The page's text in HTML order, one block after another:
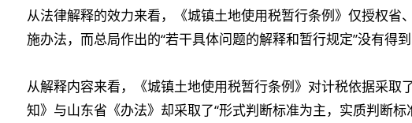
从法律解释的效力来看，《城镇土地使用税暂行条例》仅授权省
施办法，而总局作出的“若干具体问题的解释和暂行规定”没有得
从解释内容来看，《城镇土地使用税暂行条例》对计税依据采取
知》与山东省《办法》却采取了“形式判断标准为主，实质判断